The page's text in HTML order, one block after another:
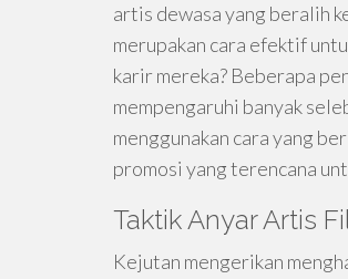
artis dewasa yang beralih
merupakan cara efektif
karir mereka? Beberapa
mempengaruhi banyak
menggunakan cara yang
promosi yang terencana
Taktik Anyar Artis
Kejutan mengerikan